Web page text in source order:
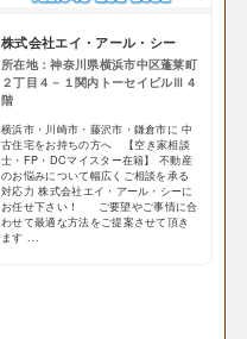
株式会社エイ・アール・シー
所在地：神奈川県横浜市中区蓬莱町
２丁目４－１関内トーセイビルⅢ４
階
横浜市・川崎市・藤沢市・鎌倉市に 中
古住宅をお持ちの方へ 【空き家相談
士・FP・DCマイスター在籍】 不動産
のお悩みについて幅広くご相談を承る
対応力 株式会社エイ・アール・シーに
お任せ下さい！ ご要望やご事情に合
わせて最適な方法をご提案させて頂き
ます ...